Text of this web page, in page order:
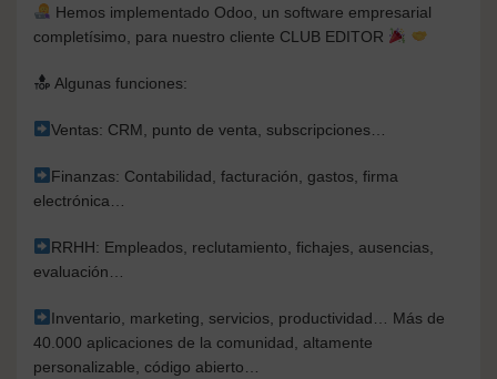
Hemos implementado Odoo, un software empresarial
completísimo, para nuestro cliente CLUB EDITOR
Algunas funciones:
Ventas: CRM, punto de venta, subscripciones…
Finanzas: Contabilidad, facturación, gastos, firma
electrónica…
RRHH: Empleados, reclutamiento, fichajes, ausencias,
evaluación…
Inventario, marketing, servicios, productividad… Más de
40.000 aplicaciones de la comunidad, altamente
personalizable, código abierto…